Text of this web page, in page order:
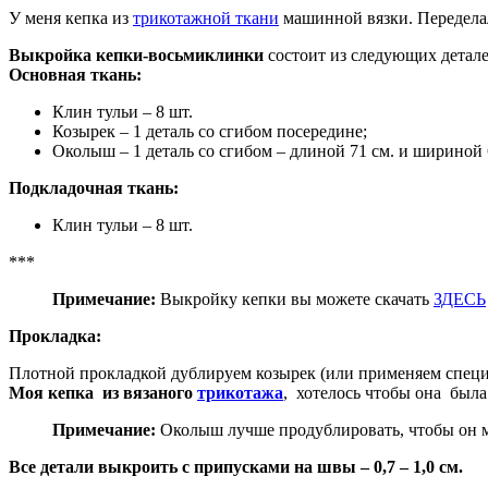
У меня кепка из трикотажной ткани машинной вязки.
Выкройка кепки-восьмиклинки состоит из следующих
Основная ткань:
Клин тульи – 8 шт.
Козырек – 1 деталь со сгибом посередине;
Околыш – 1 деталь со сгибом – длиной 71 см. и шириной
Подкладочная ткань:
Клин тульи – 8 шт.
***
Примечание: Выкройку кепки вы можете скачать ЗДЕСЬ
Прокладка:
Плотной прокладкой дублируем козырек (или применяем
Моя кепка из вязаного трикотажа, хотелось чтобы она
Примечание: Околыш лучше продублировать, чтобы он
Все детали выкроить с припусками на швы – 0,7 – 1,0 см.